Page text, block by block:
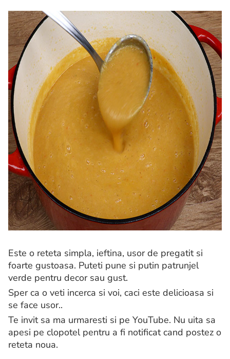
Este o reteta simpla, ieftina, usor de pregatit si
foarte gustoasa. Puteti pune si putin patrunjel
verde pentru decor sau gust.
Sper ca o veti incerca si voi, caci este delicioasa si
se face usor..
Te invit sa ma urmaresti si pe YouTube. Nu uita sa
apesi pe clopotel pentru a fi notificat cand postez o
reteta noua.